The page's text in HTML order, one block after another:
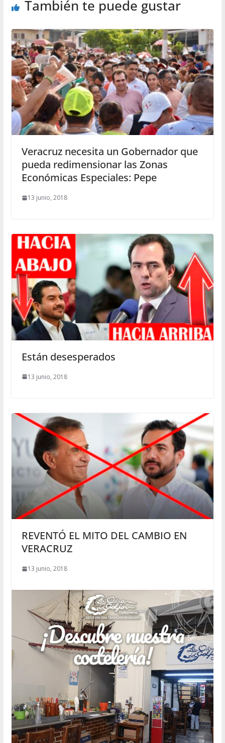
También te puede gustar
Veracruz necesita un Gobernador que
pueda redimensionar las Zonas
Económicas Especiales: Pepe
13 junio, 2018
Están desesperados
13 junio, 2018
REVENTÓ EL MITO DEL CAMBIO EN
VERACRUZ
13 junio, 2018